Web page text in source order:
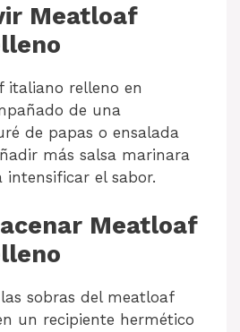
Meatloaf
italiano relleno en
de una
de papas o ensalada
más salsa marinara
el sabor.
Meatloaf
sobras del meatloaf
un recipiente hermético